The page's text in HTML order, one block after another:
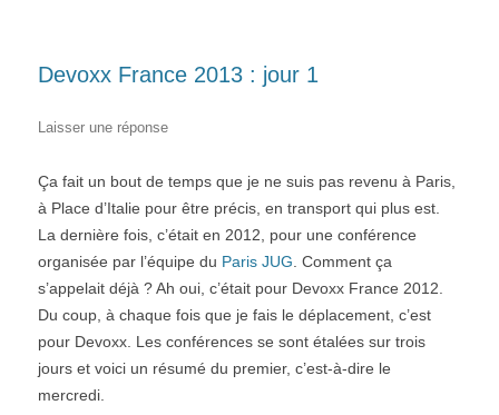
Devoxx France 2013 : jour 1
Laisser une réponse
Ça fait un bout de temps que je ne suis pas revenu à Paris,
à Place d’Italie pour être précis, en transport qui plus est.
La dernière fois, c’était en 2012, pour une conférence
organisée par l’équipe du Paris JUG . Comment ça
s’appelait déjà ? Ah oui, c’était pour Devoxx France 2012.
Du coup, à chaque fois que je fais le déplacement, c’est
pour Devoxx. Les conférences se sont étalées sur trois
jours et voici un résumé du premier, c’est-à-dire le
mercredi.